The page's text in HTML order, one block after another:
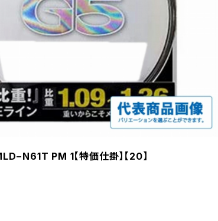
PM 1【特価仕掛】【20】